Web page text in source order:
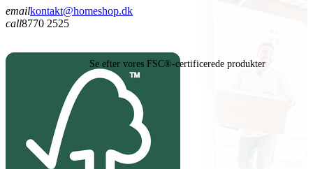
emailkontakt@homeshop.dk
call8770 2525
Se efter vores FSC®-certificerede produkter